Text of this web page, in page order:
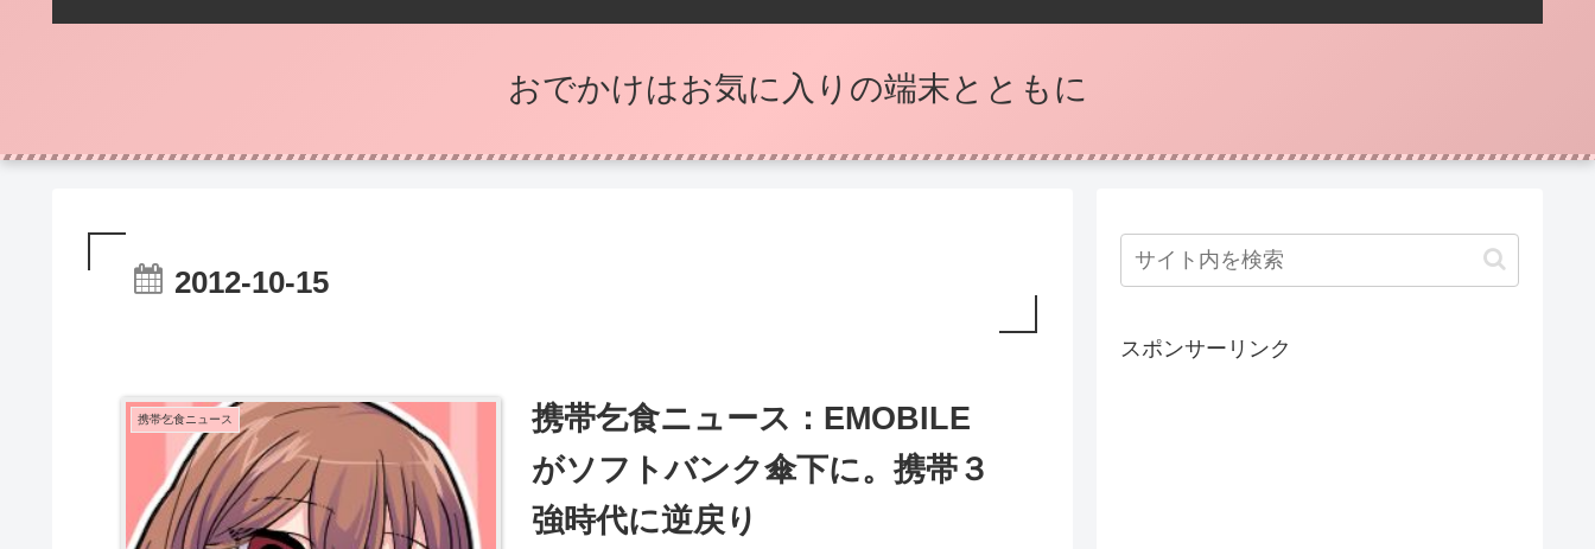
おでかけはお気に入りの端末とともに
2012-10-15
携帯乞食ニュース
携帯乞食ニュース：EMOBILE
がソフトバンク傘下に。携帯３
強時代に逆戻り
スポンサーリンク